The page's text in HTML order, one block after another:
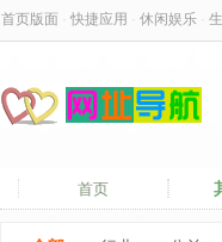
首页版面 快捷应用 休闲娱乐
首页